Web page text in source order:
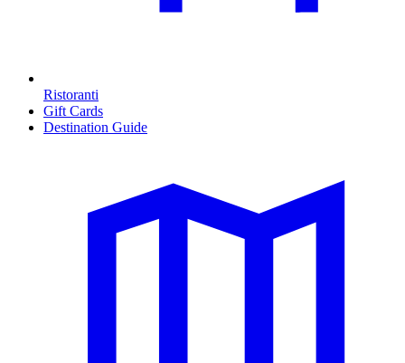
Ristoranti
Gift Cards
Destination Guide